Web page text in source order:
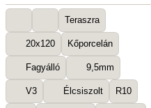
Teraszra
20x120 Kőporcelán
Fagyálló 9,5mm
V3 Élcsiszolt R10